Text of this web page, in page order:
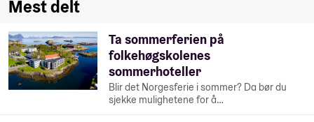
Mest delt
Ta sommerferien på
folkehøgskolenes
sommerhoteller
Blir det Norgesferie i sommer? Da bør du
sjekke mulighetene for å…